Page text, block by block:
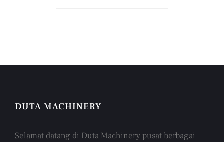
DUTA MACHINERY
Selamat datang di Duta Machinery pusat berbagai